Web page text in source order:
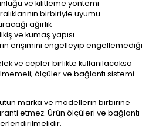
ve kilitleme yöntemi
birbiriyle uyumu
ağırlık
ve kumaş yapısı
erişimini engelleyip engellemediği
ve cepler birlikte kullanılacaksa
ölçüler ve bağlantı sistemi
marka ve modellerin birbirine
etmez. Ürün ölçüleri ve bağlantı